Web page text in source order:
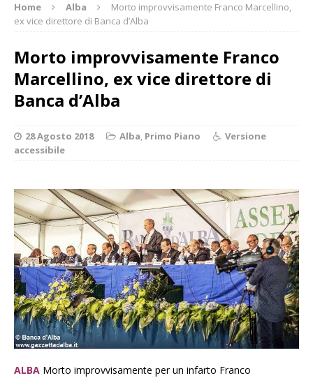
Home Alba
Morto improvvisamente Franco Marcellino,
ex vice direttore di Banca d’Alba
Morto improvvisamente Franco
Marcellino, ex vice direttore di
Banca d’Alba
28 Agosto 2018 Alba, Primo Piano
Versione
accessibile
ALBA Morto improvvisamente per un infarto Franco